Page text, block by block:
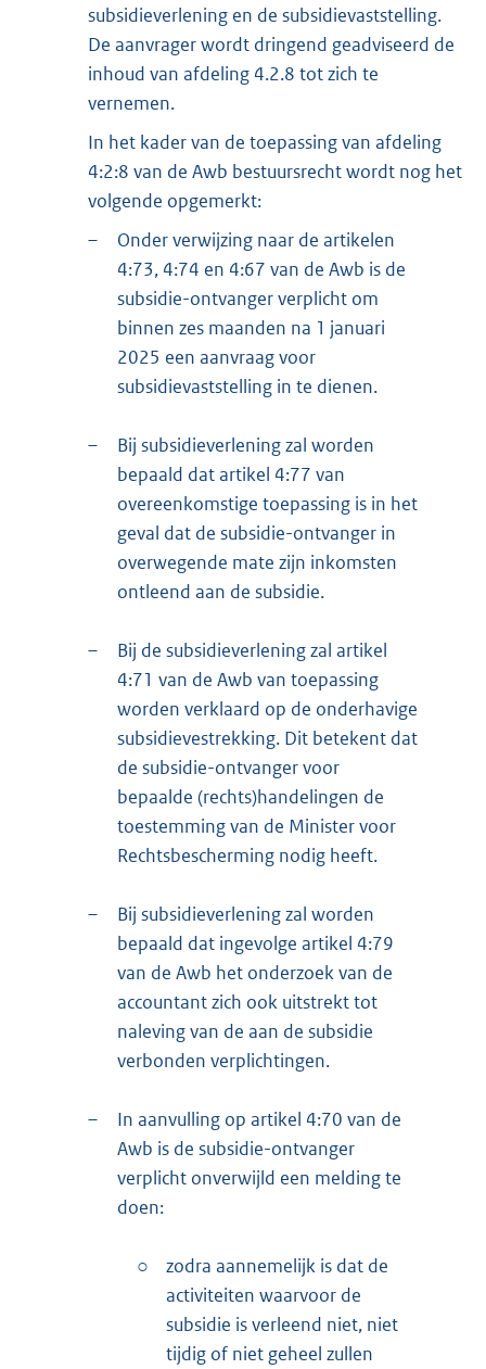
subsidieverlening en de subsidievaststelling.
De aanvrager wordt dringend geadviseerd de
inhoud van afdeling 4.2.8 tot zich te
vernemen.
In het kader van de toepassing van afdeling
4:2:8 van de Awb bestuursrecht wordt nog het
volgende opgemerkt:
–
Onder verwijzing naar de artikelen
4:73, 4:74 en 4:67 van de Awb is de
subsidie-ontvanger verplicht om
binnen zes maanden na 1 januari
2025 een aanvraag voor
subsidievaststelling in te dienen.
–
Bij subsidieverlening zal worden
bepaald dat artikel 4:77 van
overeenkomstige toepassing is in het
geval dat de subsidie-ontvanger in
overwegende mate zijn inkomsten
ontleend aan de subsidie.
–
Bij de subsidieverlening zal artikel
4:71 van de Awb van toepassing
worden verklaard op de onderhavige
subsidievestrekking. Dit betekent dat
de subsidie-ontvanger voor
bepaalde (rechts)handelingen de
toestemming van de Minister voor
Rechtsbescherming nodig heeft.
–
Bij subsidieverlening zal worden
bepaald dat ingevolge artikel 4:79
van de Awb het onderzoek van de
accountant zich ook uitstrekt tot
naleving van de aan de subsidie
verbonden verplichtingen.
–
In aanvulling op artikel 4:70 van de
Awb is de subsidie-ontvanger
verplicht onverwijld een melding te
doen:
○
zodra aannemelijk is dat de
activiteiten waarvoor de
subsidie is verleend niet, niet
tijdig of niet geheel zullen